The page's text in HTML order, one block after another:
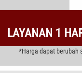
LAYANAN 1
*Harga dapat berubah